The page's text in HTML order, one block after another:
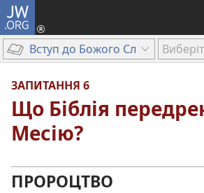
JW.ORG
Вступ до Божого Слова
ЗАПИТАННЯ 6
Що Біблія
Месію?
ПРОРОЦТВО